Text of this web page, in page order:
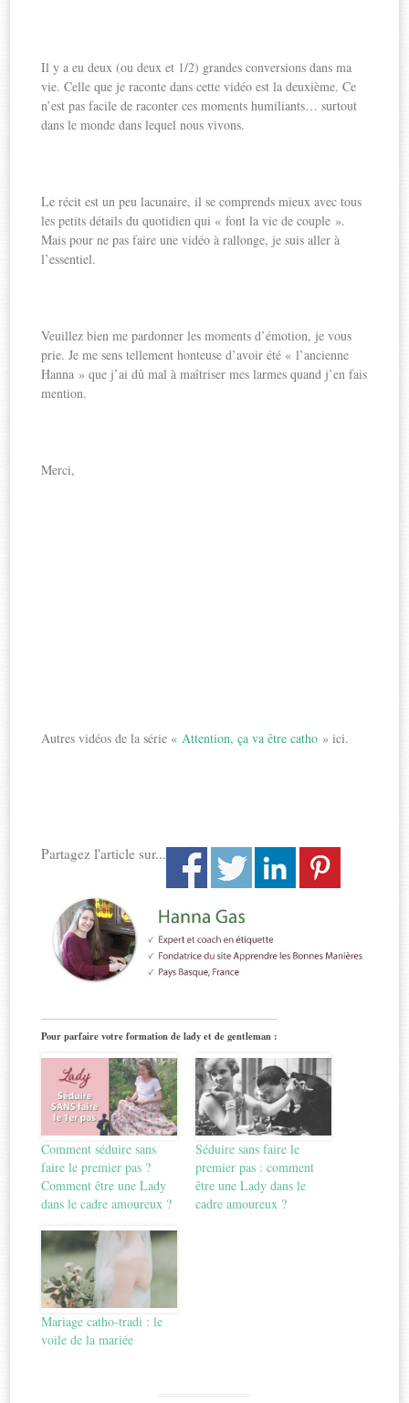
Il y a eu deux (ou deux et 1/2) grandes conversions dans ma
vie. Celle que je raconte dans cette vidéo est la deuxième. Ce
n’est pas facile de raconter ces moments humiliants… surtout
dans le monde dans lequel nous vivons.
Le récit est un peu lacunaire, il se comprends mieux avec tous
les petits détails du quotidien qui « font la vie de couple ».
Mais pour ne pas faire une vidéo à rallonge, je suis aller à
l’essentiel.
Veuillez bien me pardonner les moments d’émotion, je vous
prie. Je me sens tellement honteuse d’avoir été « l’ancienne
Hanna » que j’ai dû mal à maîtriser mes larmes quand j’en fais
mention.
Merci,
Autres vidéos de la série «Attention, ça va être catho » ici.
Partagez l'article sur...
Pour parfaire votre formation de lady et de gentleman :
Comment séduire sans
faire le premier pas ?
Comment être une Lady
dans le cadre amoureux ?
Séduire sans faire le
premier pas : comment
être une Lady dans le
cadre amoureux ?
Mariage catho-tradi : le
voile de la mariée